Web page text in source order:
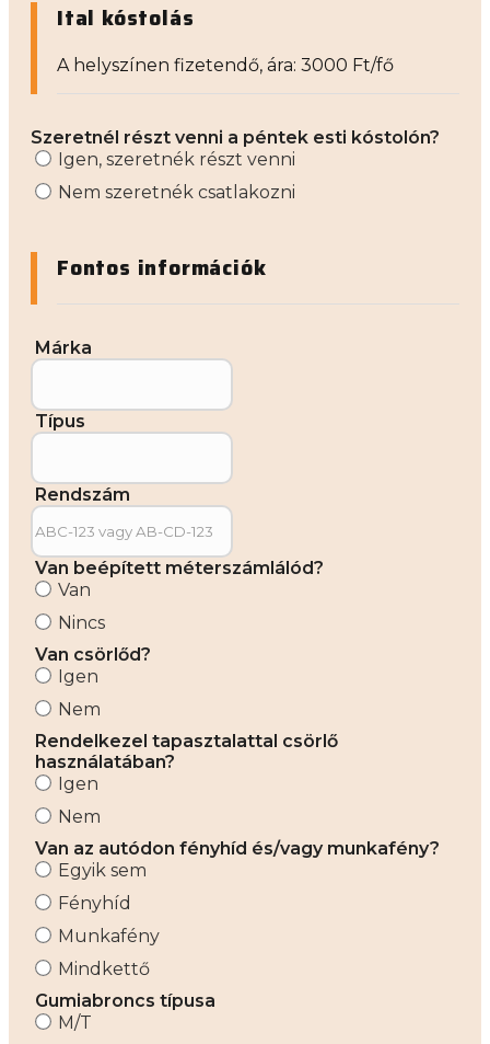
Ital kóstolás
A helyszínen fizetendő, ára: 3000 Ft/fő
Szeretnél részt venni a péntek esti kóstolón?
Igen, szeretnék részt venni
Nem szeretnék csatlakozni
Fontos információk
Márka
Típus
Rendszám
Van beépített méterszámlálód?
Van
Nincs
Van csörlőd?
Igen
Nem
Rendelkezel tapasztalattal csörlő
használatában?
Igen
Nem
Van az autódon fényhíd és/vagy munkafény?
Egyik sem
Fényhíd
Munkafény
Mindkettő
Gumiabroncs típusa
M/T